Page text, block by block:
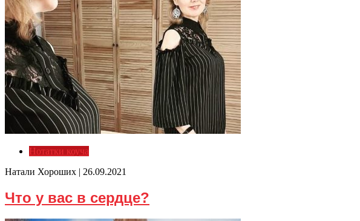
Нотатки коуча
Натали Хороших | 26.09.2021
Что у вас в сердце?